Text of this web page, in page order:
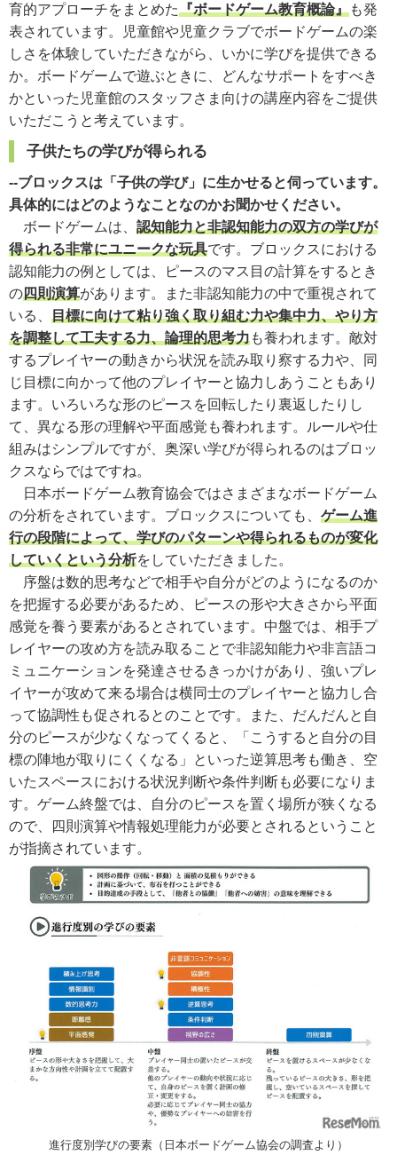
育的アプローチをまとめた『ボードゲーム教育概論』も発
表されています。児童館や児童クラブでボードゲームの楽
しさを体験していただきながら、いかに学びを提供できる
か。ボードゲームで遊ぶときに、どんなサポートをすべき
かといった児童館のスタッフさま向けの講座内容をご提供
いただこうと考えています。
子供たちの学びが得られる
--ブロックスは「子供の学び」に生かせると伺っています。
具体的にはどのようなことなのかお聞かせください。
ボードゲームは、 認知能力と非認知能力の双方の学びが
得られる非常にユニークな玩具です。ブロックスにおける
認知能力の例としては、ピースのマス目の計算をするとき
の四則演算があります。また非認知能力の中で重視されて
いる、 目標に向けて粘り強く取り組む力や集中力、やり方
を調整して工夫する力、論理的思考力も養われます。敵対
するプレイヤーの動きから状況を読み取り察する力や、同
じ目標に向かって他のプレイヤーと協力しあうこともあり
ます。いろいろな形のピースを回転したり裏返したりし
て、異なる形の理解や平面感覚も養われます。ルールや仕
組みはシンプルですが、奥深い学びが得られるのはブロッ
クスならではですね。
日本ボードゲーム教育協会ではさまざまなボードゲーム
の分析をされています。ブロックスについても、 ゲーム進
行の段階によって、学びのパターンや得られるものが変化
していくという分析をしていただきました。
序盤は数的思考などで相手や自分がどのようになるのか
を把握する必要があるため、ピースの形や大きさから平面
感覚を養う要素があるとされています。中盤では、相手プ
レイヤーの攻め方を読み取ることで非認知能力や非言語コ
ミュニケーションを発達させるきっかけがあり、強いプレ
イヤーが攻めて来る場合は横同士のプレイヤーと協力し合
って協調性も促されるとのことです。また、だんだんと自
分のピースが少なくなってくると、「こうすると自分の目
標の陣地が取りにくくなる」といった逆算思考も働き、空
いたスペースにおける状況判断や条件判断も必要になりま
す。ゲーム終盤では、自分のピースを置く場所が狭くなる
ので、四則演算や情報処理能力が必要とされるということ
が指摘されています。
進行度別学びの要素（日本ボードゲーム協会の調査より）